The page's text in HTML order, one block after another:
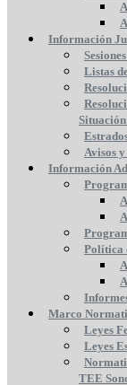
Información
Listas
Avisos
Información
Política
Marco
Leyes
Leyes
TEE